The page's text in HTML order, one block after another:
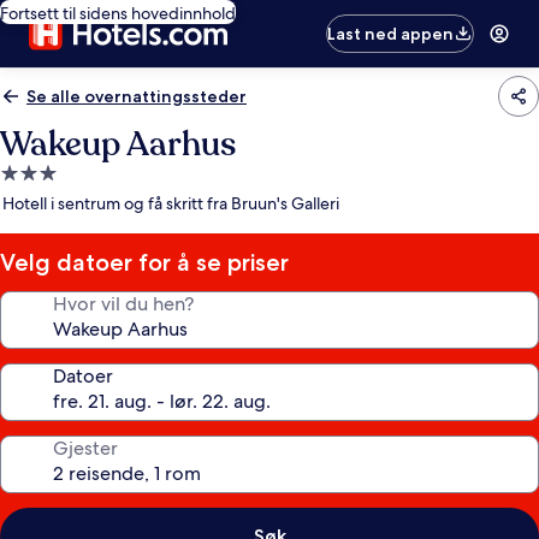
Fortsett til sidens hovedinnhold
Last ned appen
Se alle overnattingssteder
Wakeup Aarhus
Overnattingssted
med
stjerner
Hotell i sentrum og få skritt fra Bruun's Galleri
Velg datoer for å se priser
Hvor vil du hen?
Datoer
Gjester